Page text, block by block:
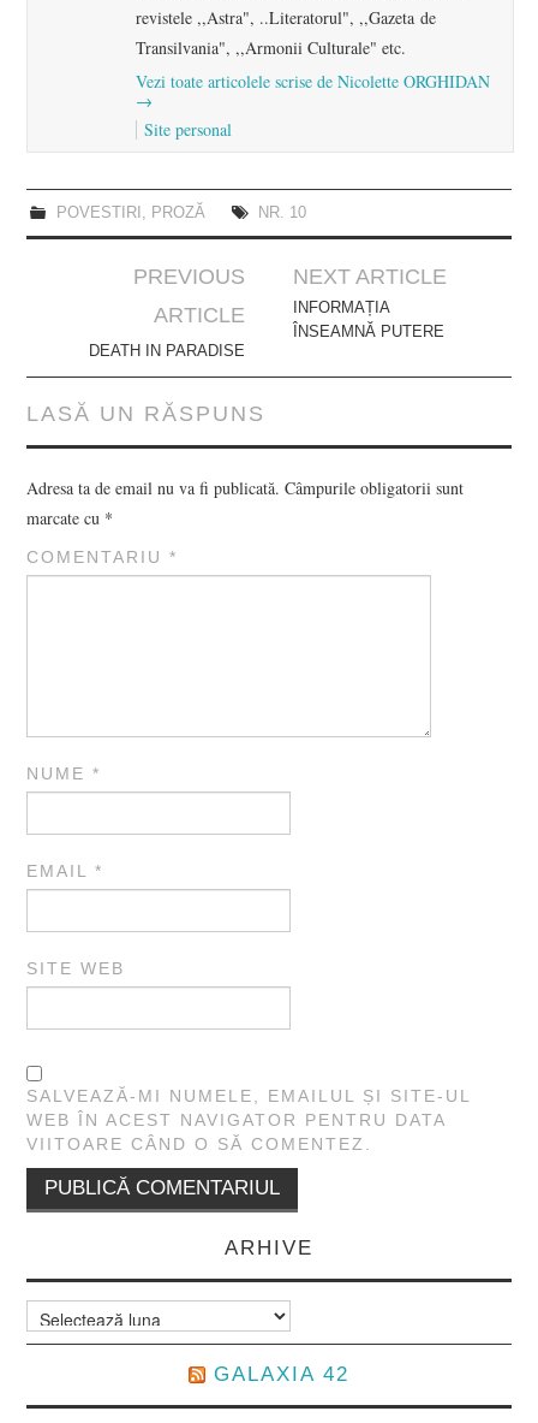
revistele ,,Astra", ..Literatorul", ,,Gazeta de
Transilvania", ,,Armonii Culturale" etc.
Vezi toate articolele scrise de Nicolette ORGHIDAN
→
Site personal
POVESTIRI , PROZĂ NR. 10
navigation
PREVIOUS
ARTICLE
DEATH IN PARADISE
NEXT ARTICLE
INFORMAȚIA
ÎNSEAMNĂ PUTERE
LASĂ UN RĂSPUNS
Adresa ta de email nu va fi publicată. Câmpurile obligatorii sunt
marcate cu *
COMENTARIU*
NUME*
EMAIL*
SITE WEB
SALVEAZĂ-MI NUMELE, EMAILUL ȘI SITE-UL
WEB ÎN ACEST NAVIGATOR PENTRU DATA
VIITOARE CÂND O SĂ COMENTEZ.
ARHIVE
Arhive
GALAXIA 42